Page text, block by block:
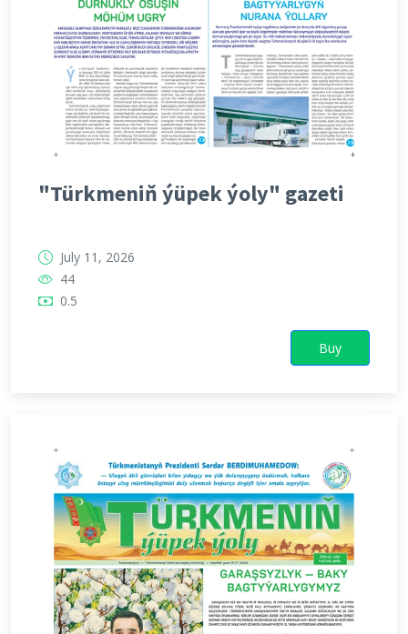
"Türkmeniň ýüpek ýoly" gazeti
July 11, 2026
44
0.5
Buy